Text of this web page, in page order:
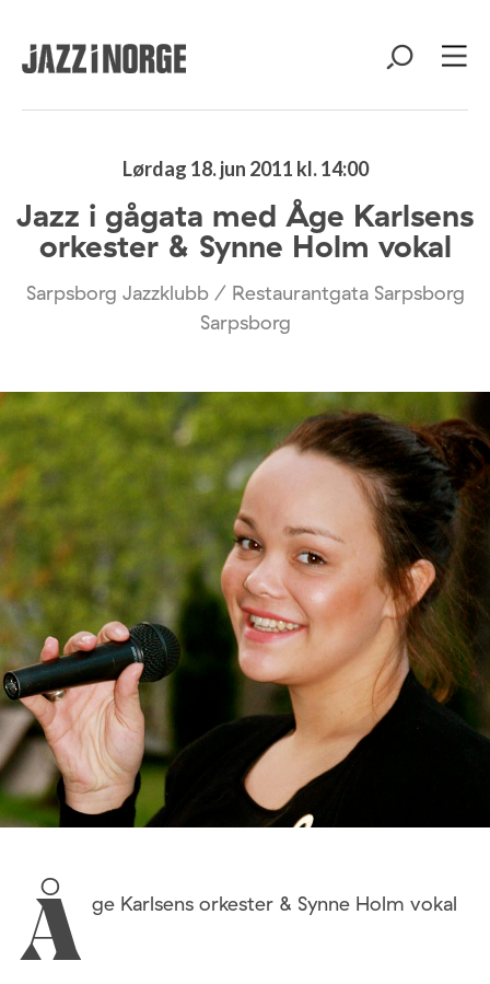
Lørdag 18. jun 2011 kl. 14:00
Jazz i gågata med Åge Karlsens
orkester & Synne Holm vokal
Sarpsborg Jazzklubb / Restaurantgata Sarpsborg
Sarpsborg
Å ge Karlsens orkester & Synne Holm vokal